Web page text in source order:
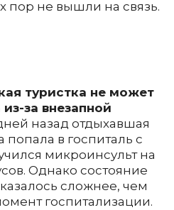
пор не вышли на связь.
туристка не может
за внезапной
назад отдыхавшая
попала в госпиталь с
микроинсульт на
Однако состояние
сложнее, чем
госпитализации.